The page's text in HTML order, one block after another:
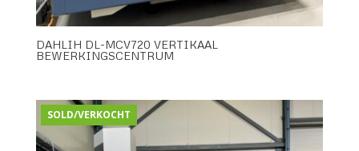
DAHLIH DL-MCV720 VERTIKAAL
BEWERKINGSCENTRUM
SOLD/VERKOCHT